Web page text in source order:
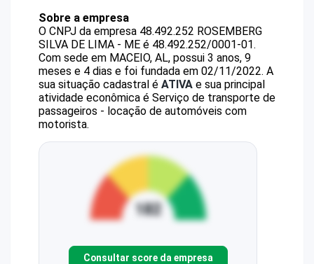
Sobre a empresa
O CNPJ da empresa 48.492.252 ROSEMBERG
SILVA DE LIMA - ME é 48.492.252/0001-01.
Com sede em MACEIO, AL, possui 3 anos, 9
meses e 4 dias e foi fundada em 02/11/2022. A
sua situação cadastral é ATIVA e sua principal
atividade econômica é Serviço de transporte de
passageiros - locação de automóveis com
motorista.
Consultar score da empresa